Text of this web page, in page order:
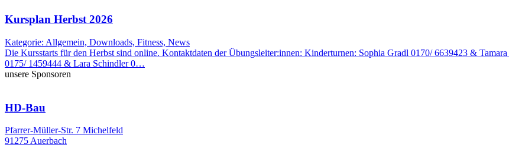
Kursplan Herbst 2026
Kategorie: Allgemein, Downloads, Fitness, News
Die Kursstarts für den Herbst sind online. Kontaktdaten der Übungsleiter:innen: Kinderturnen: Sophia Gradl 0170/ 6639423 &
0175/ 1459444 & Lara Schindler 0…
unsere Sponsoren
HD-Bau
Pfarrer-Müller-Str. 7 Michelfeld
91275 Auerbach